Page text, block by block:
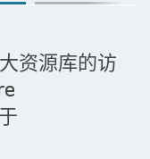
资源库的访